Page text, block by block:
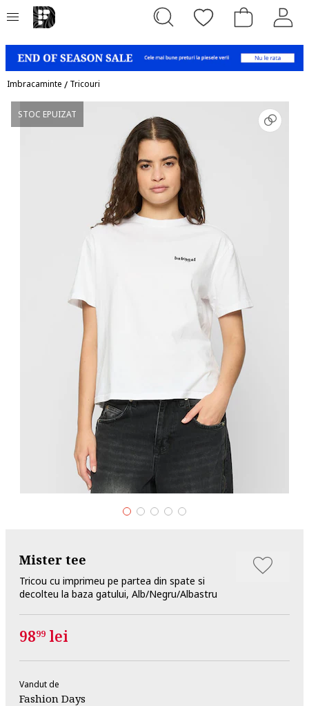
Imbracaminte / Tricouri
STOC EPUIZAT
Mister tee
Tricou cu imprimeu pe partea din spate si
decolteu la baza gatului, Alb/Negru/Albastru
9899 lei
Vandut de
Fashion Days